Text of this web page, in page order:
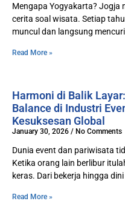
Mengapa Yogyakarta? Jogja
cerita soal wisata. Setiap
muncul dan langsung
Read More »
Harmoni di Balik
Balance di Industri
Kesuksesan Global
January 30, 2026 No Comments
Dunia event dan pariwisata
Ketika orang lain berlibur
keras. Dari bekerja hingga
Read More »